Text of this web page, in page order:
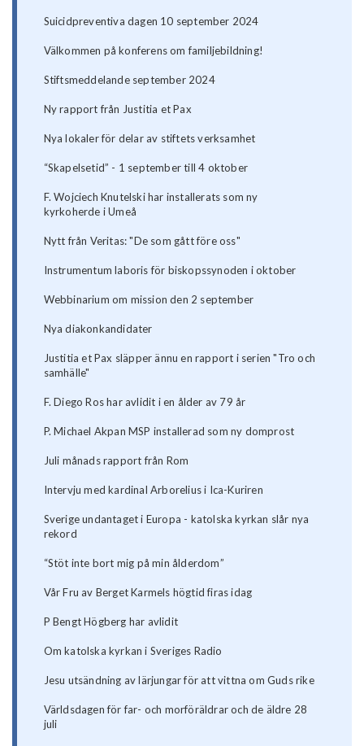
Suicidpreventiva dagen 10 september 2024
Välkommen på konferens om familjebildning!
Stiftsmeddelande september 2024
Ny rapport från Justitia et Pax
Nya lokaler för delar av stiftets verksamhet
“Skapelsetid” - 1 september till 4 oktober
F. Wojciech Knutelski har installerats som ny
kyrkoherde i Umeå
Nytt från Veritas: "De som gått före oss"
Instrumentum laboris för biskopssynoden i oktober
Webbinarium om mission den 2 september
Nya diakonkandidater
Justitia et Pax släpper ännu en rapport i serien "Tro och
samhälle"
F. Diego Ros har avlidit i en ålder av 79 år
P. Michael Akpan MSP installerad som ny domprost
Juli månads rapport från Rom
Intervju med kardinal Arborelius i Ica-Kuriren
Sverige undantaget i Europa - katolska kyrkan slår nya
rekord
“Stöt inte bort mig på min ålderdom”
Vår Fru av Berget Karmels högtid firas idag
P Bengt Högberg har avlidit
Om katolska kyrkan i Sveriges Radio
Jesu utsändning av lärjungar för att vittna om Guds rike
Världsdagen för far- och morföräldrar och de äldre 28
juli